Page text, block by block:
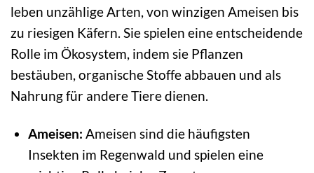
leben unzählige Arten, von winzigen Ameisen bis
zu riesigen Käfern. Sie spielen eine entscheidende
Rolle im Ökosystem, indem sie Pflanzen
bestäuben, organische Stoffe abbauen und als
Nahrung für andere Tiere dienen.
Ameisen: Ameisen sind die häufigsten
Insekten im Regenwald und spielen eine